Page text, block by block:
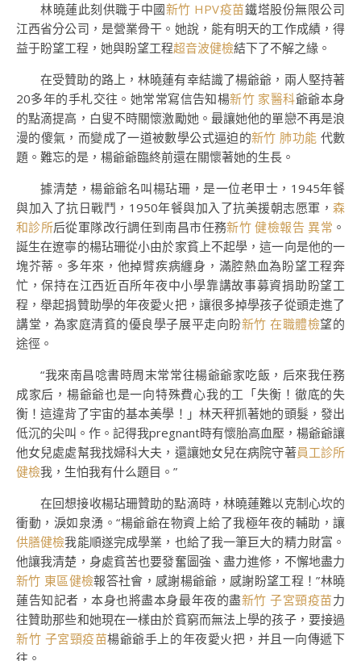
林曉蓮此刻供職于中國新竹 HPV疫苗鐵塔股份無限公司
江西省分公司，是營業骨干。她說，能有明天的工作成績，得
益于盼望工程，她與盼望工程超音波健檢結下了不解之緣。
在受贊助的路上，林曉蓮有幸結識了楊爺爺，兩人堅持著
20多年的手札交往。她常常寫信告知楊新竹 家醫科爺爺本身
的點滴提高，白叟不時關懷激勵她。最讓她他的單戀不再是浪
漫的傻氣，而變成了一道被數學公式逼迫的新竹 肺功能 代數
題。難忘的是，楊爺爺臨終前還在關懷著她的生長。
據清楚，楊爺爺名叫楊玷珊，是一位老甲士，1945年餐
與加入了抗日戰鬥，1950年餐與加入了抗美援朝志愿軍， 森
和診所后從軍隊改行調任到南昌市任務新竹 健檢報告 異常 。
誕生在遼寧的楊玷珊從小由於家貧上不起學，這一向是他的一
塊芥蒂。多年來，他掉臂疾病纏身，滿腔熱血為盼望工程奔
忙，保持在江西近百所年夜中小學靠講故事募資捐助盼望工
程，舉起捐贊助學的年夜愛火把，讓很多掉學孩子從頭走進了
講堂，為家庭清貧的優良學子展平走向盼新竹 在職體檢望的
途徑。
“我來南昌唸書時周末常常往楊爺爺家吃飯，后來我任務
成家后，楊爺爺也是一向特殊費心我的工「失衡！徹底的失
衡！這違背了宇宙的基本美學！」林天秤抓著她的頭髮，發出
低沉的尖叫。作。記得我pregnant時有懷胎高血壓，楊爺爺讓
他女兒處處幫我找婦科大夫，還讓她女兒在病院守著員工診所
健檢我，生怕我有什么題目。”
在回想接收楊玷珊贊助的點滴時，林曉蓮難以克制心坎的
衝動，淚如泉湧。“楊爺爺在物資上給了我極年夜的輔助，讓
供膳健檢我能順遂完成學業，也給了我一筆巨大的精力財富。
他讓我清楚，身處貧苦也要發奮圖強、盡力進修，不懈地盡力
新竹 東區健檢報答社會，感謝楊爺爺，感謝盼望工程！”林曉
蓮告知記者，本身也將盡本身最年夜的盡新竹 子宮頸疫苗力
往贊助那些和她現在一樣由於貧窮而無法上學的孩子，要接過
新竹 子宮頸疫苗楊爺爺手上的年夜愛火把，并且一向傳遞下
往。